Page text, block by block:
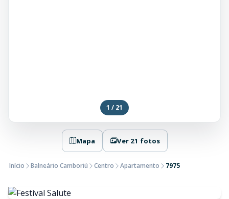
1 / 21
Mapa Ver 21 fotos
Início Balneário Camboriú Centro Apartamento 7975